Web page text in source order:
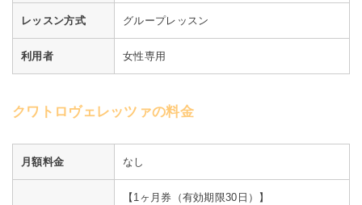
レッスン方式 グループレッスン
利用者 女性専用
クワトロヴェレッツァの料金
月額料金 なし
【1ヶ月券（有効期限30日）】